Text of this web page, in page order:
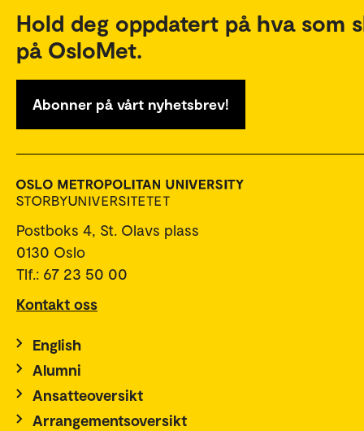
Hold deg oppdatert på hva som
på OsloMet.
Abonner på vårt nyhetsbrev!
Postboks 4, St. Olavs plass
0130 Oslo
Tlf.: 67 23 50 00
Kontakt oss
English
Alumni
Ansatteoversikt
Arrangementsoversikt